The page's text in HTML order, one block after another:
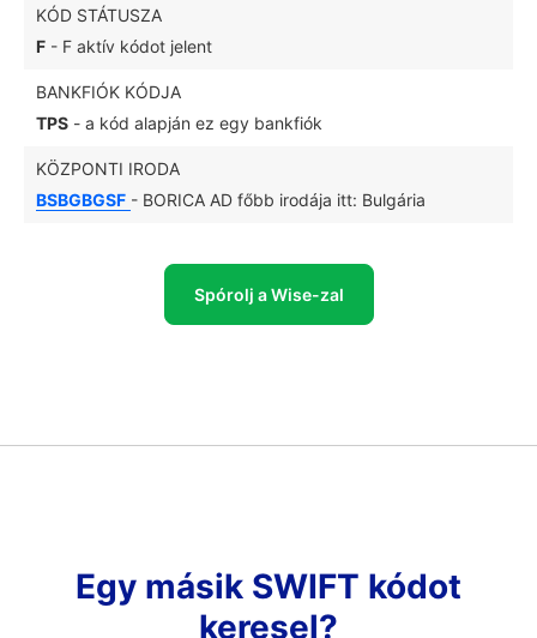
KÓD STÁTUSZA
F - F aktív kódot jelent
BANKFIÓK KÓDJA
TPS - a kód alapján ez egy bankfiók
KÖZPONTI IRODA
BSBGBGSF - BORICA AD főbb irodája itt: Bulgária
Spórolj a Wise-zal
Egy másik SWIFT kódot
keresel?